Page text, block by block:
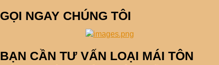
GỌI NGAY CHÚNG TÔI
BẠN CẦN TƯ VẤN LOẠI MÁI TÔN